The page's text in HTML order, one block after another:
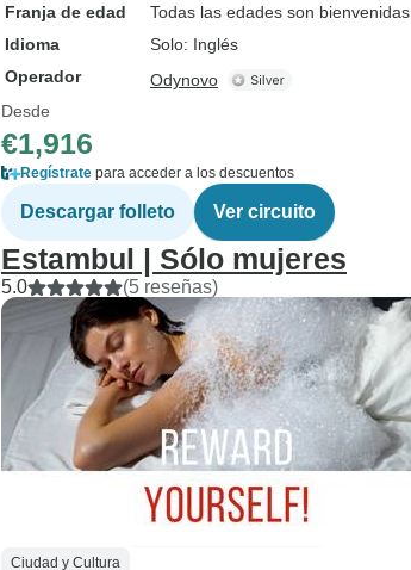
Franja de edad
Todas las edades son bienvenidas
Idioma
Solo: Inglés
Operador
Odynovo
Desde
€1,916
Regístrate para acceder a los descuentos
Descargar folleto Ver circuito
Estambul | Sólo mujeres
5.0 (5 reseñas)
Ciudad y Cultura